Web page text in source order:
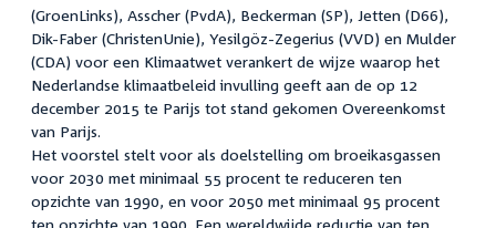
(GroenLinks), Asscher (PvdA), Beckerman (SP), Jetten (D66),
Dik-Faber (ChristenUnie), Yesilgöz-Zegerius (VVD) en Mulder
(CDA) voor een Klimaatwet verankert de wijze waarop het
Nederlandse klimaatbeleid invulling geeft aan de op 12
december 2015 te Parijs tot stand gekomen Overeenkomst
van Parijs.
Het voorstel stelt voor als doelstelling om broeikasgassen
voor 2030 met minimaal 55 procent te reduceren ten
opzichte van 1990, en voor 2050 met minimaal 95 procent